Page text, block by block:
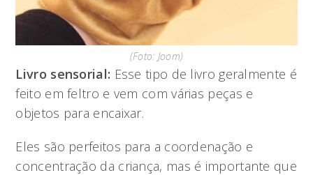
(Foto: Joom)
Livro sensorial: Esse tipo de livro geralmente é
feito em feltro e vem com várias peças e
objetos para encaixar.
Eles são perfeitos para a coordenação e
concentração da criança, mas é importante que